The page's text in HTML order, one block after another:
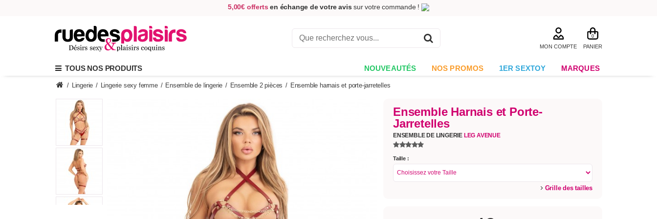
5,00€ offerts en échange de votre avis sur votre commande !
MON COMPTE
0
PANIER
TOUS NOS PRODUITS NOUVEAUTÉS NOS PROMOS 1ER SEXTOY MARQUES
/ Lingerie / Lingerie sexy femme / Ensemble de lingerie / Ensemble 2 pièces / Ensemble harnais et porte-jarretelles
Ensemble Harnais et Porte-
Jarretelles
ENSEMBLE DE LINGERIE LEG AVENUE
Taille :
Grille des tailles